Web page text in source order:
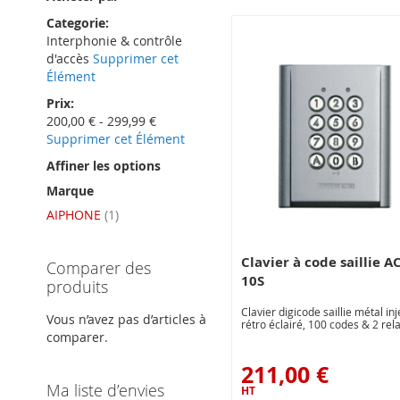
Clavier à code saillie
10S
Clavier digicode saillie métal
rétro éclairé, 100 codes & 2
211,00 €
Categorie
Interphonie & contrôle
d'accès Supprimer cet
Élément
Prix
200,00 € - 299,99 €
Supprimer cet Élément
Affiner les options
Marque
AIPHONE 1article
Comparer des
produits
Vous n’avez pas d’articles à
comparer.
Ma liste d’envies